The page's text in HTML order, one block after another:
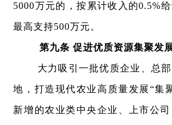
5000万元的，按累计收入的0.5%
最高支持500万元。
第九条 促进优质资源集聚发
大力吸引一批优质企业、总
地，打造现代农业高质量发展“集
新增的农业类中央企业、上市公